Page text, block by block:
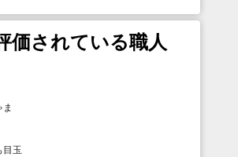
価されている職人
目玉